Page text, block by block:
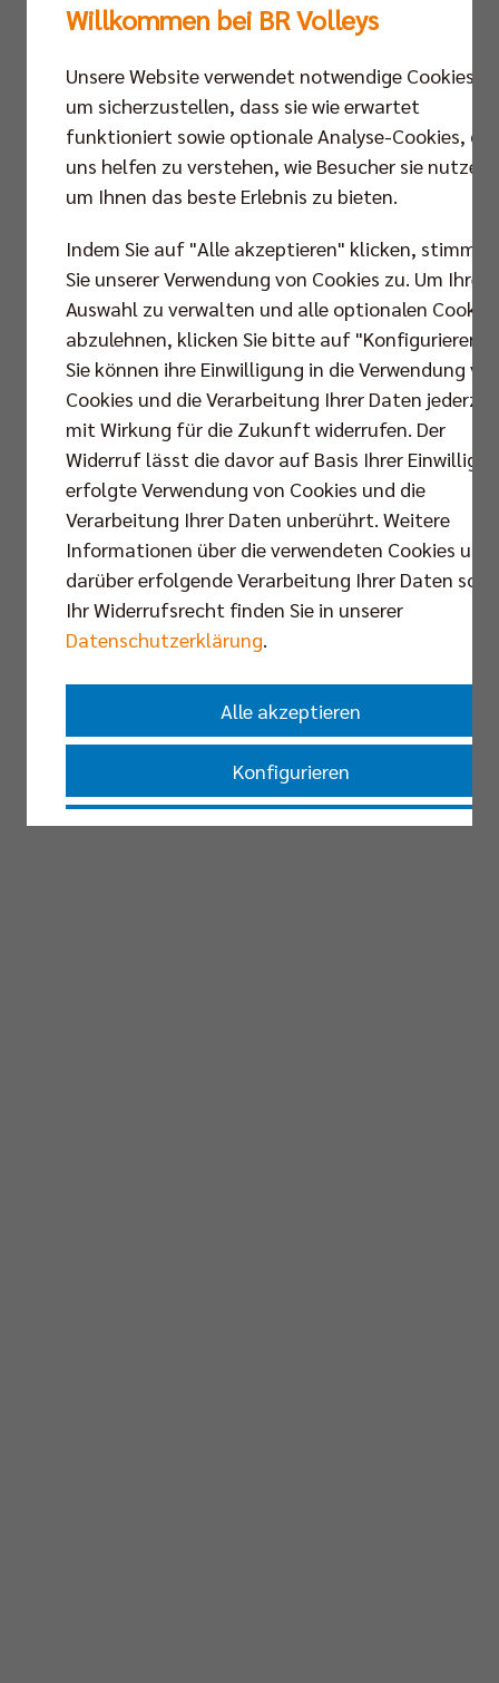
Willkommen bei BR Volleys
Unsere Website verwendet notwendige Cookies,
um sicherzustellen, dass sie wie erwartet
funktioniert sowie optionale Analyse-Cookies, die
uns helfen zu verstehen, wie Besucher sie nutzen,
um Ihnen das beste Erlebnis zu bieten.
Indem Sie auf "Alle akzeptieren" klicken, stimmen
Sie unserer Verwendung von Cookies zu. Um Ihre
Auswahl zu verwalten und alle optionalen Cookies
abzulehnen, klicken Sie bitte auf "Konfigurieren".
Sie können ihre Einwilligung in die Verwendung
Cookies und die Verarbeitung Ihrer Daten
mit Wirkung für die Zukunft widerrufen. Der
Widerruf lässt die davor auf Basis Ihrer
erfolgte Verwendung von Cookies und die
Verarbeitung Ihrer Daten unberührt. Weitere
Informationen über die verwendeten Cookies und
darüber erfolgende Verarbeitung Ihrer Daten
Ihr Widerrufsrecht finden Sie in unserer
Datenschutzerklärung.
Alle akzeptieren
Konfigurieren
Nur essenzielle Cookies akzeptieren